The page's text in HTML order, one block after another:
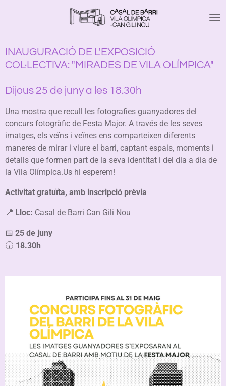
principal
INAUGURACIÓ DE L'EXPOSICIÓ
COL·LECTIVA: "MIRADES DE VILA OLÍMPICA"
Dijous 25 de juny a les 18.30h
Una mostra que recull les fotografies guanyadores del
concurs fotogràfic de Festa Major. A través de les seves
imatges, els veïns i veïnes ens comparteixen diferents
maneres de mirar i viure el barri, captant espais, moments i
detalls que formen part de la seva identitat i del dia a dia de
la Vila Olímpica.Us hi esperem!
Activitat gratuïta, amb inscripció prèvia
📍 Lloc: Casal de Barri Can Gili Nou
📅 25 de juny
🕡 18.30h